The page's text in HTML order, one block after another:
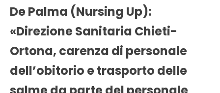
De Palma (Nursing Up):
«Direzione Sanitaria Chieti-
Ortona, carenza di personale
dell’obitorio e trasporto delle